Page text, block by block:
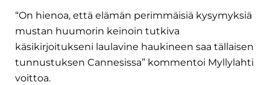
“On hienoa, että elämän perimmäisiä kysymyksiä
mustan huumorin keinoin tutkiva
käsikirjoitukseni laulavine haukineen saa tällaisen
tunnustuksen Cannesissa” kommentoi Myllylahti
voittoa.